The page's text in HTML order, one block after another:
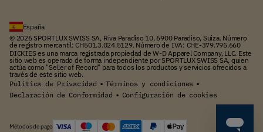
España
© 2026 SPORTLUX SWISS SA, Riva Paradiso 10, 6900 Paradiso, Suiza. Número
de registro mercantil: CH501.3.024.5129. Número de IVA: CHE-379.795.660
DICKIES es una marca registrada propiedad de W-D Apparel Company, LLC. Este
sitio web es operado de forma independiente por SPORTLUX SWISS SA, quien
actúa como "Seller of Record" para todos los productos y servicios ofrecidos a
través de este sitio web.
Política de Privacidad ▪ Términos y condiciones ▪
Declaración de Conformidad ▪ Configuración de cookies
Métodos de pago